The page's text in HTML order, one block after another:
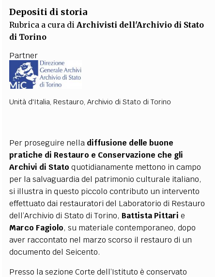
Depositi di storia
Rubrica a cura di Archivisti dell'Archivio di Stato
di Torino
Partner
Unità d'Italia, Restauro,Archivio di Stato di Torino
Per proseguire nella diffusione delle buone
pratiche di Restauro e Conservazione che gli
Archivi di Stato quotidianamente mettono in campo
per la salvaguardia del patrimonio culturale italiano,
si illustra in questo piccolo contributo un intervento
effettuato dai restauratori del Laboratorio di Restauro
dell’Archivio di Stato di Torino, Battista Pittari e
Marco Fagiolo, su materiale contemporaneo, dopo
aver raccontato nel marzo scorso il restauro di un
documento del Seicento.
Presso la sezione Corte dell’Istituto è conservato